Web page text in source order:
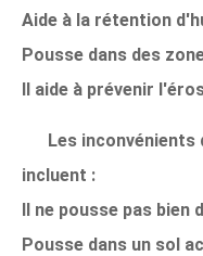
Aide à la rétention
Pousse dans des
Il aide à prévenir
Les inconvénients
incluent :
Il ne pousse pas bien
Pousse dans un sol